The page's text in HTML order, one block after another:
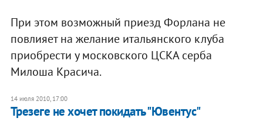
При этом возможный приезд Форлана не
повлияет на желание итальянского клуба
приобрести у московского ЦСКА серба
Милоша Красича.
14 июля 2010, 17:00
Трезеге не хочет покидать "Ювентус"